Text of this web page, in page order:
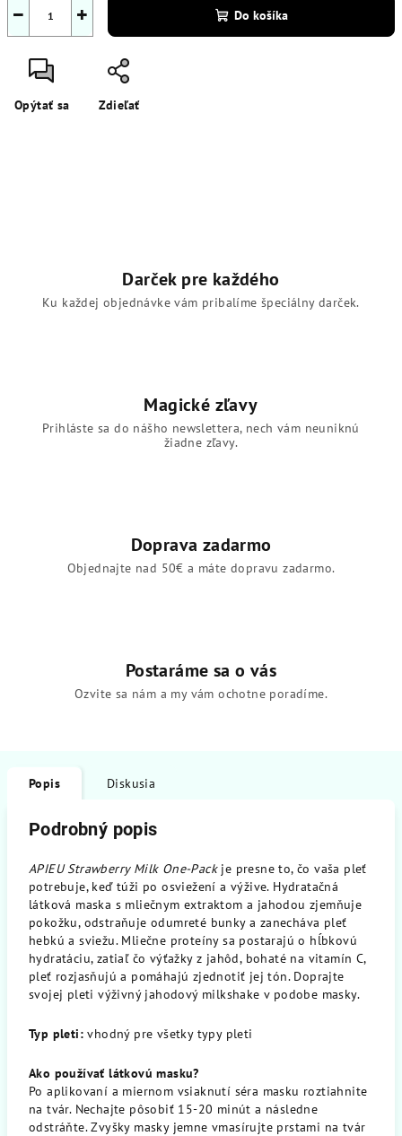
+
− Do košíka
Opýtať sa Zdieľať
Darček pre každého
Ku každej objednávke vám pribalíme špeciálny darček.
Magické zľavy
Prihláste sa do nášho newslettera, nech vám neuniknú
žiadne zľavy.
Doprava zadarmo
Objednajte nad 50€ a máte dopravu zadarmo.
Postaráme sa o vás
Ozvite sa nám a my vám ochotne poradíme.
Popis Diskusia
Podrobný popis
APIEU Strawberry Milk One-Packje presne to, čo vaša pleť
potrebuje, keď túži po osviežení a výžive. Hydratačná
látková maska s mliečnym extraktom a jahodou zjemňuje
pokožku, odstraňuje odumreté bunky a zanecháva pleť
hebkú a sviežu. Mliečne proteíny sa postarajú o hĺbkovú
hydratáciu, zatiaľ čo výťažky z jahôd, bohaté na vitamín C,
pleť rozjasňujú a pomáhajú zjednotiť jej tón. Doprajte
svojej pleti výživný jahodový milkshake v podobe masky.
Typ pleti: vhodný pre všetky typy pleti
Ako používať látkovú masku?
Po aplikovaní a miernom vsiaknutí séra masku roztiahnite
na tvár. Nechajte pôsobiť 15-20 minút a následne
odstráňte. Zvyšky masky jemne vmasírujte prstami na tvár